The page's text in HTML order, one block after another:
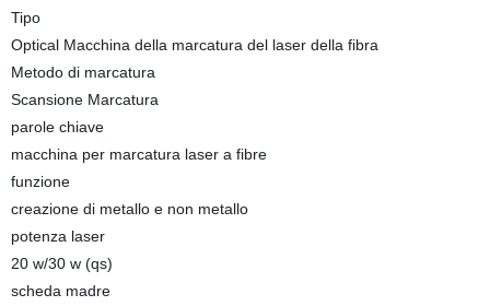
Tipo
Optical Macchina della marcatura del laser della fibra
Metodo di marcatura
Scansione Marcatura
parole chiave
macchina per marcatura laser a fibre
funzione
creazione di metallo e non metallo
potenza laser
20 w/30 w (qs)
scheda madre